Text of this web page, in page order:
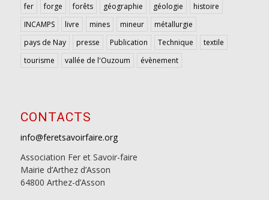
fer
forge forêts géographie géologie
histoire
INCAMPS
livre mines mineur
métallurgie
pays de Nay
presse Publication Technique
textile
tourisme
vallée de l'Ouzoum évènement
CONTACTS
info@feretsavoirfaire.org
Association Fer et Savoir-faire
Mairie d’Arthez d’Asson
64800 Arthez-d’Asson